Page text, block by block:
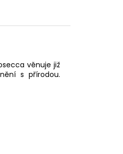
věnuje již
s přírodou.